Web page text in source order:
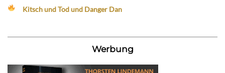
Kitsch und Tod und Danger Dan
Werbung